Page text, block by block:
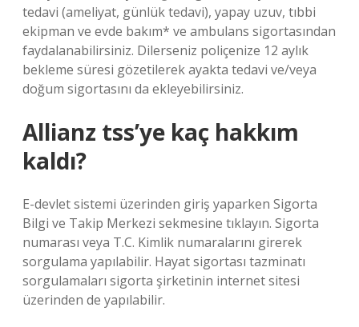
tedavi (ameliyat, günlük tedavi), yapay uzuv, tıbbi
ekipman ve evde bakım* ve ambulans sigortasından
faydalanabilirsiniz. Dilerseniz poliçenize 12 aylık
bekleme süresi gözetilerek ayakta tedavi ve/veya
doğum sigortasını da ekleyebilirsiniz.
Allianz tss’ye kaç hakkım
kaldı?
E-devlet sistemi üzerinden giriş yaparken Sigorta
Bilgi ve Takip Merkezi sekmesine tıklayın. Sigorta
numarası veya T.C. Kimlik numaralarını girerek
sorgulama yapılabilir. Hayat sigortası tazminatı
sorgulamaları sigorta şirketinin internet sitesi
üzerinden de yapılabilir.